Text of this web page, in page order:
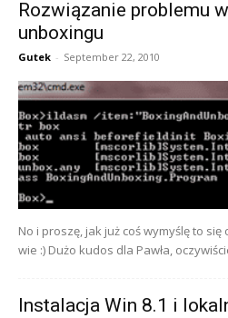
Rozwiązanie problemu
unboxingu
Gutek - September 22, 2010
No i proszę, jak już coś wymyślę to
wie :) Dużo kudos dla Pawła,
Instalacja Win 8.1 i